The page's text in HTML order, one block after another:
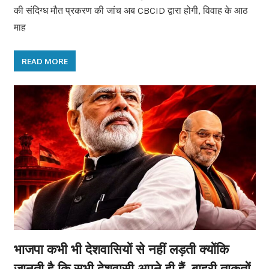
की संदिग्ध मौत प्रकरण की जांच अब CBCID द्वारा होगी, विवाह के आठ
माह
READ MORE
भाजपा कभी भी देशवासियों से नहीं लड़ती क्योंकि